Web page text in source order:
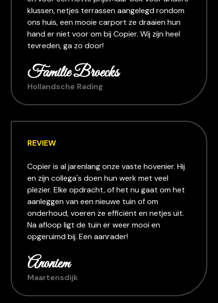
klussen, netjes terrassen aangelegd rondom
ons huis, een mooie carport ze draaien hun
hand er niet voor om bij Copier. Wij zijn heel
tevreden, ga zo door!
Familie Broecks
Hollandsche Rading
REVIEW
Copier is al jarenlang onze vaste hovenier. Hij
en zijn collega's doen hun werk met veel
plezier. Elke opdracht, of het nu gaat om het
aanleggen van een nieuwe tuin of om
onderhoud, voeren ze efficiënt en netjes uit.
Na afloop ligt de tuin er weer mooi en
opgeruimd bij. Een aanrader!
Anoniem
Maartensdijk